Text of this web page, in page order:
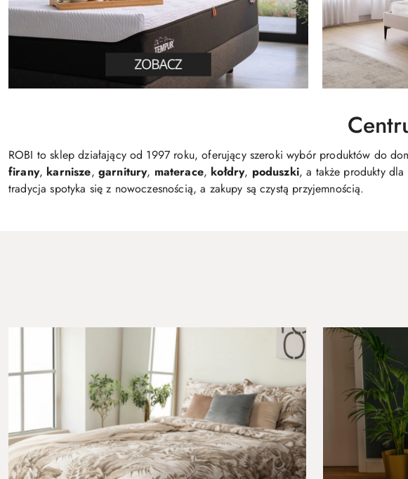
ROBI to sklep działający od 1997 roku, oferujący szeroki wybór produktów do
firany, karnisze, garnitury, materace, kołdry, poduszki, a także produkty dla
tradycja spotyka się z nowoczesnością, a zakupy są czystą przyjemnością.